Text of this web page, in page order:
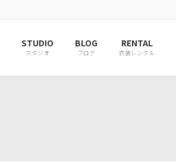
STUDIO
スタジオ
BLOG
ブログ
RENTAL
衣装レンタル